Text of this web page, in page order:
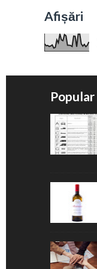
Afișări
Popular